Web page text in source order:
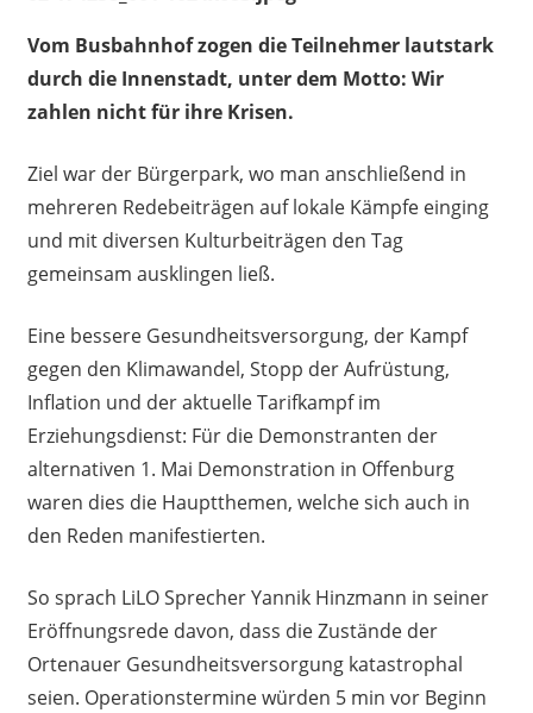
Vom Busbahnhof zogen die Teilnehmer lautstark
durch die Innenstadt, unter dem Motto: Wir
zahlen nicht für ihre Krisen.
Ziel war der Bürgerpark, wo man anschließend in
mehreren Redebeiträgen auf lokale Kämpfe einging
und mit diversen Kulturbeiträgen den Tag
gemeinsam ausklingen ließ.
Eine bessere Gesundheitsversorgung, der Kampf
gegen den Klimawandel, Stopp der Aufrüstung,
Inflation und der aktuelle Tarifkampf im
Erziehungsdienst: Für die Demonstranten der
alternativen 1. Mai Demonstration in Offenburg
waren dies die Hauptthemen, welche sich auch in
den Reden manifestierten.
So sprach LiLO Sprecher Yannik Hinzmann in seiner
Eröffnungsrede davon, dass die Zustände der
Ortenauer Gesundheitsversorgung katastrophal
seien. Operationstermine würden 5 min vor Beginn